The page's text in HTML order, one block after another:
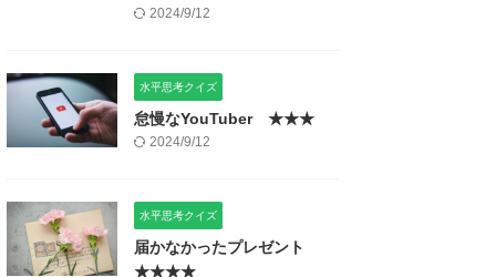
2024/9/12
水平思考クイズ
怠慢なYouTuber ★★★
2024/9/12
水平思考クイズ
届かなかったプレゼント
★★★★